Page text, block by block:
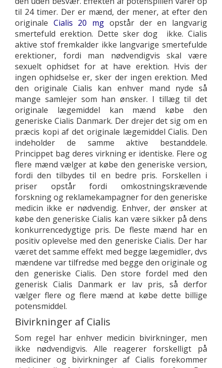
til 24 timer. Der er mænd, der mener, at efter den
originale Cialis 20 mg opstår der en langvarig
smertefuld erektion. Dette sker dog ikke. Cialis
aktive stof fremkalder ikke langvarige smertefulde
erektioner, fordi man nødvendigvis skal være
sexuelt ophidset for at have erektion. Hvis der
ingen ophidselse er, sker der ingen erektion. Med
den originale Cialis kan enhver mand nyde så
mange samlejer som han ønsker. I tillæg til det
originale lægemiddel kan mænd købe den
generiske Cialis Danmark. Der drejer det sig om en
præcis kopi af det originale lægemiddel Cialis. Den
indeholder de samme aktive bestanddele.
Princippet bag deres virkning er identiske. Flere og
flere mænd vælger at købe den generiske version,
fordi den tilbydes til en bedre pris. Forskellen i
priser opstår fordi omkostningskrævende
forskning og reklamekampagner for den generiske
medicin ikke er nødvendig. Enhver, der ønsker at
købe den generiske Cialis kan være sikker på dens
konkurrencedygtige pris. De fleste mænd har en
positiv oplevelse med den generiske Cialis. Der har
været det samme effekt med begge lægemidler, dvs
mændene var tilfredse med begge den originale og
den generiske Cialis. Den store fordel med den
generisk Cialis Danmark er lav pris, så derfor
vælger flere og flere mænd at købe dette billige
potensmiddel.
Bivirkninger af Cialis
Som regel har enhver medicin bivirkninger, men
ikke nødvendigvis. Alle reagerer forskelligt på
mediciner og bivirkninger af Cialis forekommer